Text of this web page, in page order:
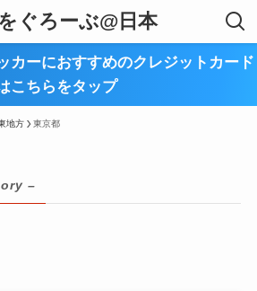
ぐろーぶ@日本
カーにおすすめのクレジットカード
こちらをタップ
地方 東京都
–